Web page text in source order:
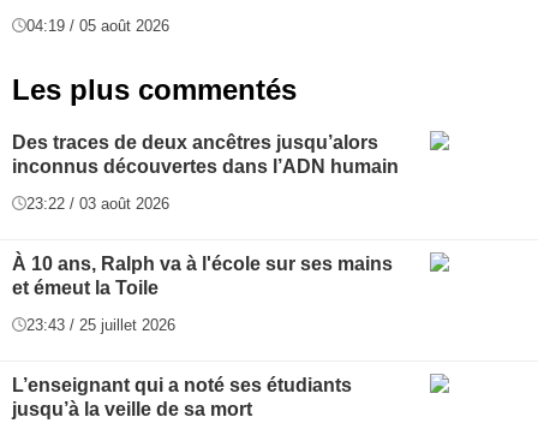
04:19 / 05 août 2026
Les plus commentés
Des traces de deux ancêtres jusqu’alors
inconnus découvertes dans l’ADN humain
23:22 / 03 août 2026
À 10 ans, Ralph va à l'école sur ses mains
et émeut la Toile
23:43 / 25 juillet 2026
L’enseignant qui a noté ses étudiants
jusqu’à la veille de sa mort